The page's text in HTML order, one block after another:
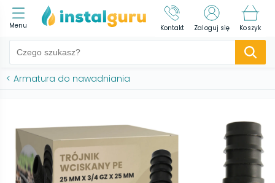
Menu Kontakt Zaloguj się Koszyk
< Armatura do nawadniania